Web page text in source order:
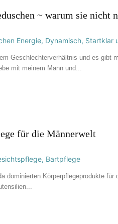
~ warum sie nicht
Geschlechterverhältnis und es gibt
mit meinem Mann und...
für die Männerwelt
dominierten Körperpflegeprodukte